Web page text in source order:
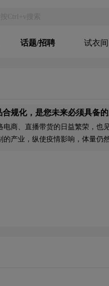
话题/招聘 试衣间
规化，是您未来必须具备的
、直播带货的日益繁荣，也
的产业，纵使疫情影响，体量